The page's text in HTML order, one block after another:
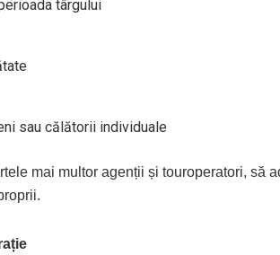
târgului
sau călătorii individuale
mai multor agenții și touroperatori, să